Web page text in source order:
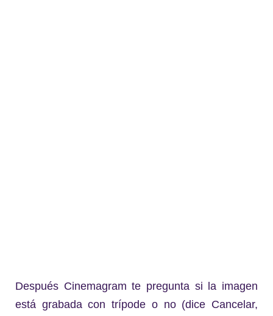
Después Cinemagram te pregunta si la imagen
está grabada con trípode o no (dice Cancelar,